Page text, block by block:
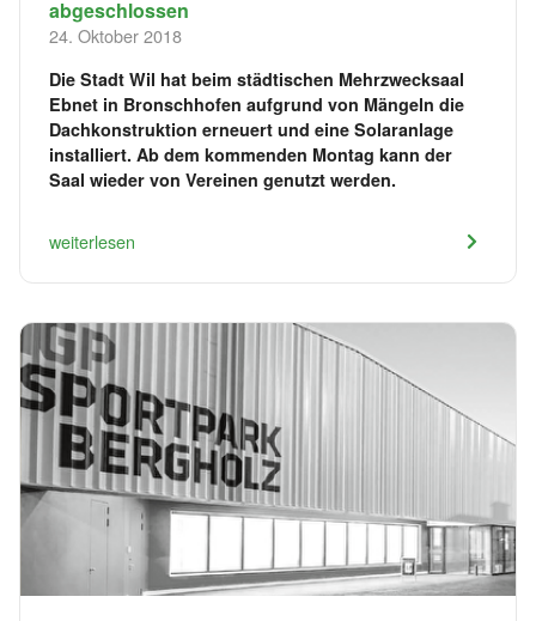
abgeschlossen
24. Oktober 2018
Die Stadt Wil hat beim städtischen Mehrzwecksaal
Ebnet in Bronschhofen aufgrund von Mängeln die
Dachkonstruktion erneuert und eine Solaranlage
installiert. Ab dem kommenden Montag kann der
Saal wieder von Vereinen genutzt werden.
weiterlesen